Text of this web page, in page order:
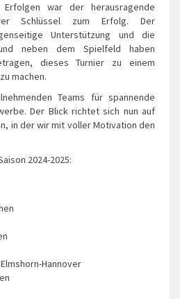
war der herausragende
Schlüssel zum Erfolg. Der
Unterstützung und die
neben dem Spielfeld haben
dieses Turnier zu einem
machen.
Teams für spannende
Der Blick richtet sich nun auf
in der wir mit voller Motivation den
2024-2025:
Hannover